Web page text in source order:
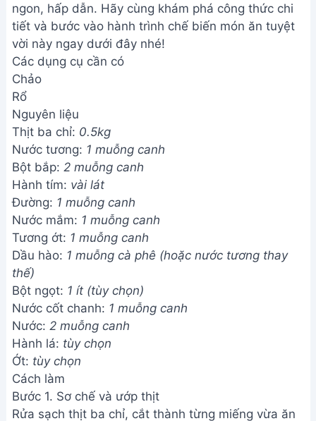
ngon, hấp dẫn. Hãy cùng khám phá công thức chi
tiết và bước vào hành trình chế biến món ăn tuyệt
vời này ngay dưới đây nhé!
Các dụng cụ cần có
Chảo
Rổ
Nguyên liệu
Thịt ba chỉ: 0.5kg
Nước tương: 1 muỗng canh
Bột bắp: 2 muỗng canh
Hành tím: vài lát
Đường: 1 muỗng canh
Nước mắm: 1 muỗng canh
Tương ớt: 1 muỗng canh
Dầu hào: 1 muỗng cà phê (hoặc nước tương thay
thế)
Bột ngọt: 1 ít (tùy chọn)
Nước cốt chanh: 1 muỗng canh
Nước: 2 muỗng canh
Hành lá: tùy chọn
Ớt: tùy chọn
Cách làm
Bước 1. Sơ chế và ướp thịt
Rửa sạch thịt ba chỉ, cắt thành từng miếng vừa ăn